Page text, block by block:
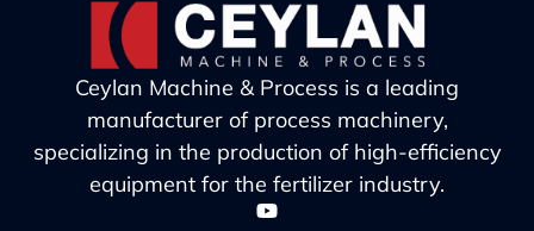
Ceylan Machine & Process is a leading
manufacturer of process machinery,
specializing in the production of high-efficiency
equipment for the fertilizer industry.